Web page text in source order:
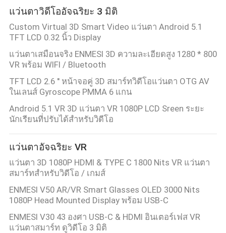
ขอ
ใบ
เสนอ
ราคา
SHOPPING
ONLINE
แผนผัง
เว็บไซต์
แว่นตาวิดีโออัจฉริยะ 3 มิติ
Custom Virtual 3D Smart Video แว่นตา Android 5.1
TFT LCD 0.32 นิ้ว Display
แว่นตาเสมือนจริง ENMESI 3D ความละเอียดสูง 1280 * 800
VR พร้อม WIFI / Bluetooth
TFT LCD 2.6 '' หน้าจอคู่ 3D สมาร์ทวิดีโอแว่นตา OTG AV
ในเลนส์ Gyroscope PMMA 6 แกน
Android 5.1 VR 3D แว่นตา VR 1080P LCD Sreen ระยะ
นักเรียนที่ปรับได้สำหรับวิดีโอ
แว่นตาอัจฉริยะ VR
แว่นตา 3D 1080P HDMI & TYPE C 1800 Nits VR แว่นตา
สมาร์ทสําหรับวิดีโอ / เกมส์
ENMESI V50 AR/VR Smart Glasses OLED 3000 Nits
1080P Head Mounted Display พร้อม USB-C
ENMESI V30 43 องศา USB-C & HDMI อินเตอร์เฟส VR
แว่นตาสมาร์ท ดูวิดีโอ 3 มิติ